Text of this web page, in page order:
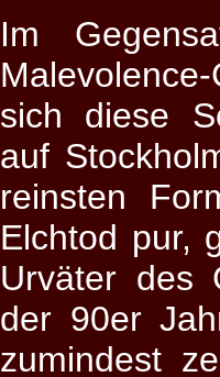
Im
sich diese
auf
reinsten
Elchtod pur,
Urväter des
der 90er
zumindest